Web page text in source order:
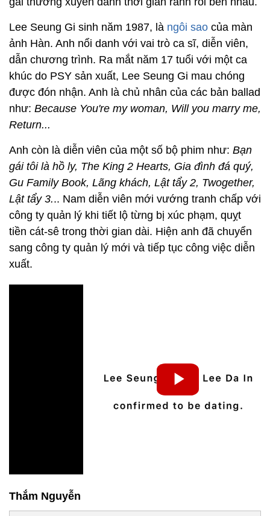
Lee Seung Gi sinh năm 1987, là ngôi sao của màn
ảnh Hàn. Anh nổi danh với vai trò ca sĩ, diễn viên,
dẫn chương trình. Ra mắt năm 17 tuổi với một ca
khúc do PSY sản xuất, Lee Seung Gi mau chóng
được đón nhận. Anh là chủ nhân của các bản ballad
như: Because You're my woman, Will you marry me,
Return...
Anh còn là diễn viên của một số bộ phim như: Bạn
gái tôi là hồ ly, The King 2 Hearts, Gia đình đá quý,
Gu Family Book, Lãng khách, Lật tẩy 2, Twogether,
Lật tẩy 3... Nam diễn viên mới vướng tranh chấp với
công ty quản lý khi tiết lộ từng bị xúc phạm, quỵt
tiền cát-sê trong thời gian dài. Hiện anh đã chuyển
sang công ty quản lý mới và tiếp tục công việc diễn
xuất.
Thắm Nguyễn